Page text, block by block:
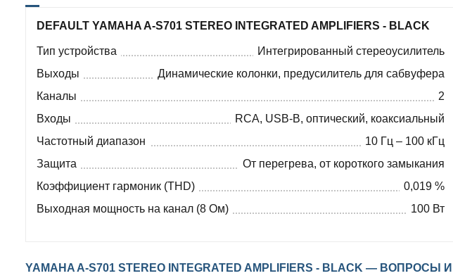
DEFAULT YAMAHA A-S701 STEREO INTEGRATED AMPLIFIERS - BLACK
Тип устройства
Интегрированный стереоусилитель
Выходы
Динамические колонки, предусилитель для сабвуфера
Каналы
2
Входы
RCA, USB-B, оптический, коаксиальный
Частотный диапазон
10 Гц – 100 кГц
Защита
От перегрева, от короткого замыкания
Коэффициент гармоник (THD)
0,019 %
Выходная мощность на канал (8 Ом)
100 Вт
YAMAHA A-S701 STEREO INTEGRATED AMPLIFIERS - BLACK — ВОПРОСЫ